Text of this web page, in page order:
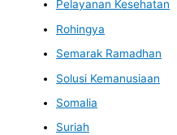
Pelayanan Kesehatan
Rohingya
Semarak Ramadhan
Solusi Kemanusiaan
Somalia
Suriah